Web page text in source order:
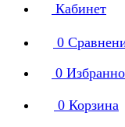
Кабинет
0
0
0 Корзина